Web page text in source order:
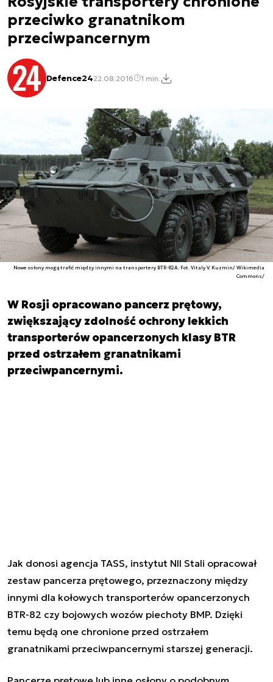
przeciwko granatnikom
przeciwpancernym
Defence2422.08.2016 1 min.
Nowe osłony mogą trafić między innymi na transportery BTR-82A. Fot. Vitaly V. Kuzmin/ Wikimedia
Commons/
W Rosji opracowano pancerz prętowy,
zwiększający zdolność ochrony lekkich
transporterów opancerzonych klasy BTR
przed ostrzałem granatnikami
przeciwpancernymi.
Jak donosi agencja TASS, instytut NII Stali opracował
zestaw pancerza prętowego, przeznaczony między
innymi dla kołowych transporterów opancerzonych
BTR-82 czy bojowych wozów piechoty BMP. Dzięki
temu będą one chronione przed ostrzałem
granatnikami przeciwpancernymi starszej generacji.